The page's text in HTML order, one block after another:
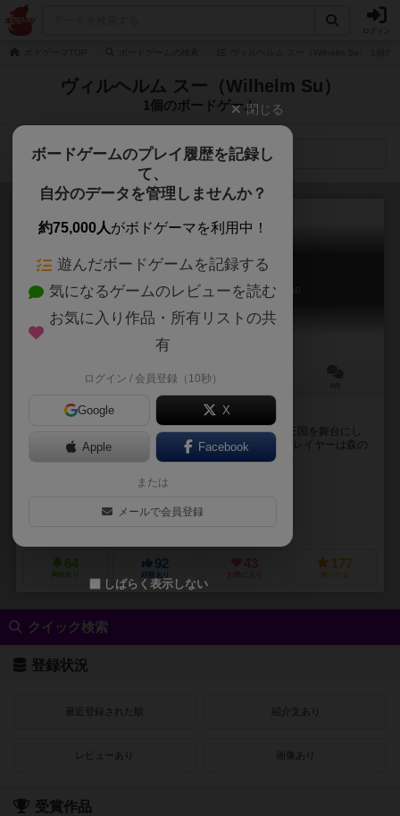
ヴィルヘルム スー（Wilhelm Su）
1個のボードゲーム
検索メニュー
ノースウッド！
For Northwood! A Solo Trick-Taking Game
15～30分
王国統一の優しき知恵比べ
ノースウッド！は、可愛らしい動物たちが暮らす森の王国を舞台にし
た1人専用のトリックテイキングカードゲームです。プレイヤーは森の
各領地を巡ってさまざまな住人たちと対話を重ね、平...
ヴィルヘルム・スー（Wilhelm Su）
64
興味あり
92
経験あり お気に入り
177
持ってる
クイック検索
登録状況
最近登録された順 紹介文あり
レビューあり 画像あり
受賞作品
閉じる
ボードゲームのプレイ履歴を記録し
て、
自分のデータを管理しませんか？
約75,000人がボドゲーマを利用中！
遊んだボードゲームを記録する
気になるゲームのレビューを読む
お気に入り作品・所有リストの共
有
ログイン / 会員登録（10秒）
Google X
Apple Facebook
または
メールで会員登録
しばらく表示しない